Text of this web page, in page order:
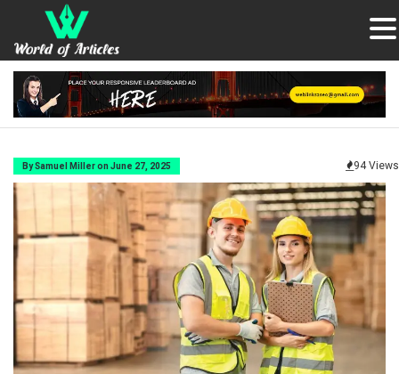
By Samuel Miller on June 27, 2025 94 Views